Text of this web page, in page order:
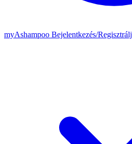
myAshampoo Bejelentkezés/Regisztrálj